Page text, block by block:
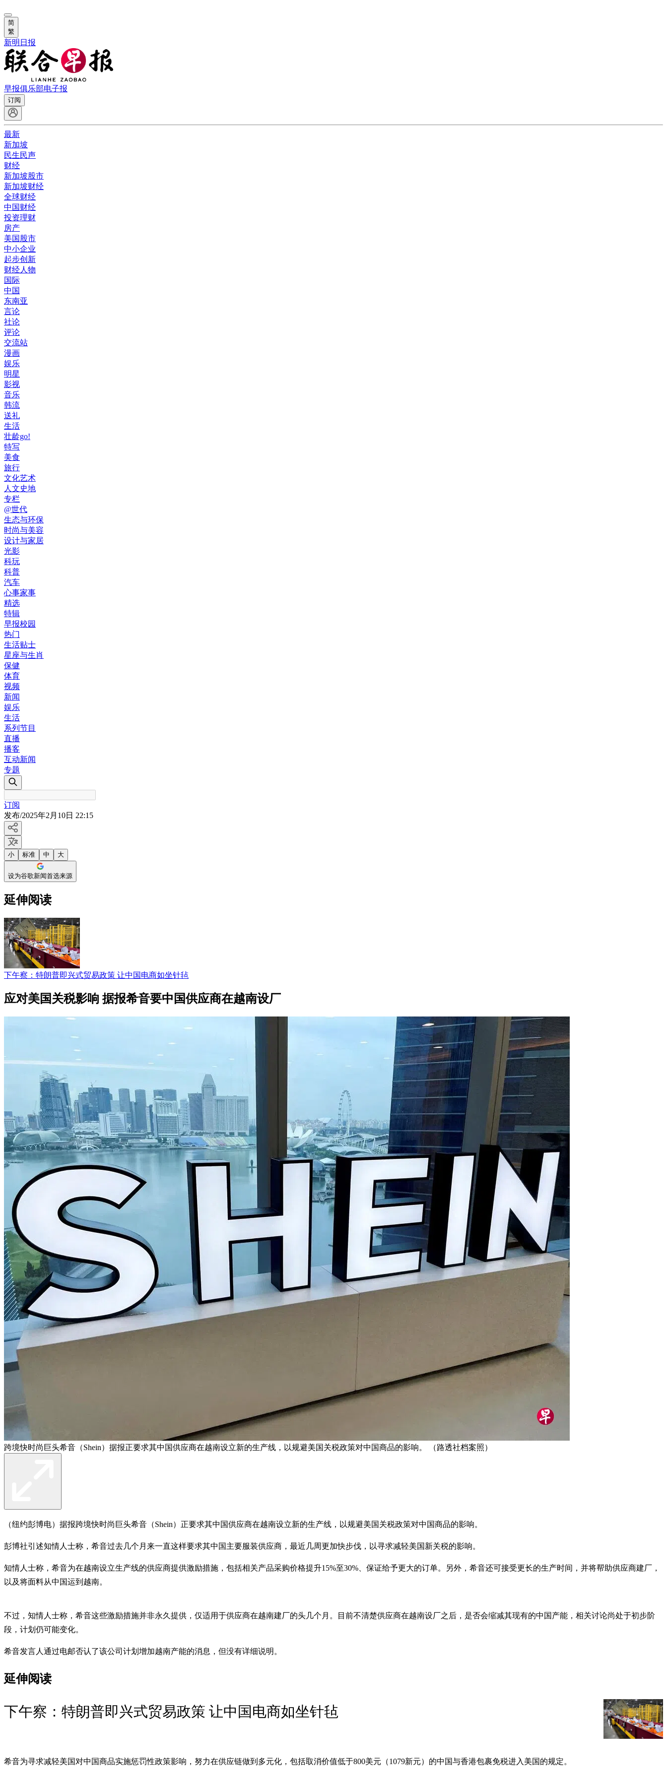
简
繁
新明日报
早报俱乐部电子报
订阅
最新
新加坡
民生民声
财经
新加坡股市
新加坡财经
全球财经
中国财经
投资理财
房产
美国股市
中小企业
起步创新
财经人物
国际
中国
东南亚
言论
社论
评论
交流站
漫画
娱乐
明星
影视
音乐
韩流
送礼
生活
壮龄go!
特写
美食
旅行
文化艺术
人文史地
专栏
@世代
生态与环保
时尚与美容
设计与家居
光影
科玩
科普
汽车
心事家事
精选
特辑
早报校园
热门
生活贴士
星座与生肖
保健
体育
视频
新闻
娱乐
生活
系列节目
直播
播客
互动新闻
专题
订阅
发布/2025年2月10日 22:15
小 标准 中 大
设为谷歌新闻首选来源
延伸阅读
下午察：特朗普即兴式贸易政策 让中国电商如坐针毡
应对美国关税影响 据报希音要中国供应商在越南设厂
跨境快时尚巨头希音（Shein）据报正要求其中国供应商在越南设立新的生产线，以规避美国关税政策对中国商品的影响。 （路透社档案照）
（纽约彭博电）据报跨境快时尚巨头希音（Shein）正要求其中国供应商在越南设立新的生产线，以规避美国关税政策对中国商品的影响。
彭博社引述知情人士称，希音过去几个月来一直这样要求其中国主要服装供应商，最近几周更加快步伐，以寻求减轻美国新关税的影响。
知情人士称，希音为在越南设立生产线的供应商提供激励措施，包括相关产品采购价格提升15%至30%、保证给予更大的订单。另外，希音还可接受更长的生产时间，并将帮助供应商建厂，
以及将面料从中国运到越南。
不过，知情人士称，希音这些激励措施并非永久提供，仅适用于供应商在越南建厂的头几个月。目前不清楚供应商在越南设厂之后，是否会缩减其现有的中国产能，相关讨论尚处于初步阶
段，计划仍可能变化。
希音发言人通过电邮否认了该公司计划增加越南产能的消息，但没有详细说明。
延伸阅读
下午察：特朗普即兴式贸易政策 让中国电商如坐针毡
希音为寻求减轻美国对中国商品实施惩罚性政策影响，努力在供应链做到多元化，包括取消价值低于800美元（1079新元）的中国与香港包裹免税进入美国的规定。